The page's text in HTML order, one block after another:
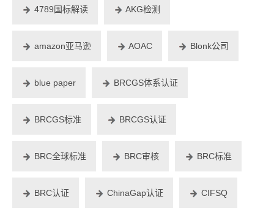
4789国标解读 AKG检测
amazon亚马逊 AOAC Blonk公司
blue paper BRCGS体系认证
BRCGS标准 BRCGS认证
BRC全球标准 BRC审核 BRC标准
BRC认证 ChinaGap认证 CIFSQ